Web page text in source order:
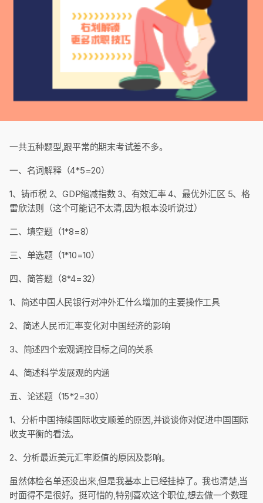
一共五种题型,跟平常的期末考试差不多。
一、名词解释（4*5=20）
1、铸币税 2、GDP缩减指数 3、有效汇率 4、最优外汇区 5、格
雷欣法则（这个可能记不太清,因为根本没听说过）
二、填空题（1*8=8）
三、单选题（1*10=10）
四、简答题（8*4=32）
1、简述中国人民银行对冲外汇什么增加的主要操作工具
2、简述人民币汇率变化对中国经济的影响
3、简述四个宏观调控目标之间的关系
4、简述科学发展观的内涵
五、论述题（15*2=30）
1、分析中国持续国际收支顺差的原因,并谈谈你对促进中国国际
收支平衡的看法。
2、分析最近美元汇率贬值的原因及影响。
虽然体检名单还没出来,但是我基本上已经挂掉了。我也清楚,当
时面得不是很好。挺可惜的,特别喜欢这个职位,想去做一个数理